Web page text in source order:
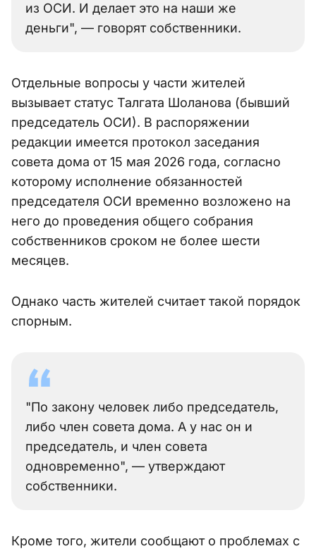
из ОСИ. И делает это на наши же
деньги", — говорят собственники.
Отдельные вопросы у части жителей
вызывает статус Талгата Шоланова (бывший
председатель ОСИ). В распоряжении
редакции имеется протокол заседания
совета дома от 15 мая 2026 года, согласно
которому исполнение обязанностей
председателя ОСИ временно возложено на
него до проведения общего собрания
собственников сроком не более шести
месяцев.
Однако часть жителей считает такой порядок
спорным.
"По закону человек либо председатель,
либо член совета дома. А у нас он и
председатель, и член совета
одновременно", — утверждают
собственники.
Кроме того, жители сообщают о проблемах с